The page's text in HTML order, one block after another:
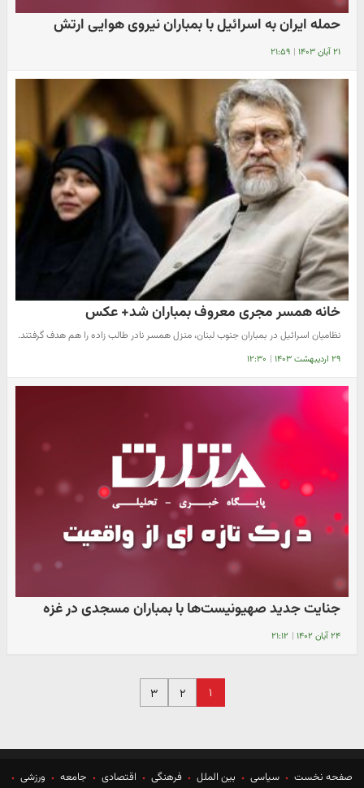
حمله ایران به اسرائیل با بمباران نیروی هوایی ارتش
۲۱ آبان ۱۴۰۳ | ۲۱:۵۹
خانه همسر مجری معروف بمباران شد+ عکس
نظامیان اسرائیل در بمباران جنوب لبنان، منزل همسر نادر طالب زاده را هم هدف گرفتند.
۲۹ اردیبهشت ۱۴۰۳ | ۱۲:۳۰
جنایت جدید صهیونیست‌ها با بمباران مسجدی در غزه
۲۴ آبان ۱۴۰۲ | ۲۱:۱۲
۱ ۲ ۳
صفحه نخست سیاسی بین الملل فرهنگی اقتصادی جامعه ورزشی